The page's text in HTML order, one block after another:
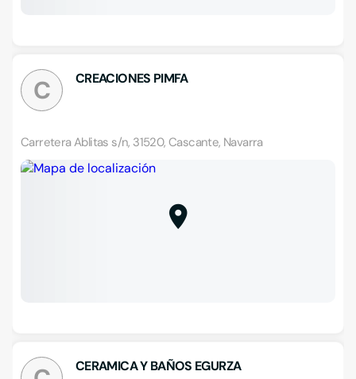
C CREACIONES PIMFA
Carretera Ablitas s/n, 31520, Cascante, Navarra
CERAMICA Y BAÑOS EGURZA